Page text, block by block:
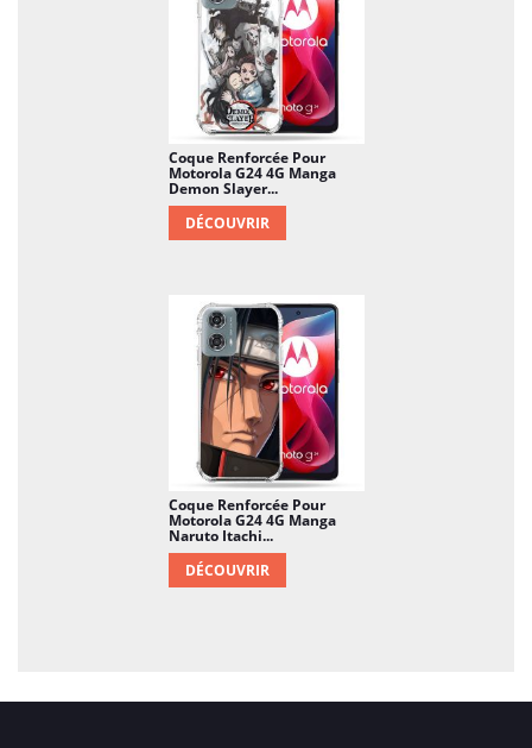
Coque Renforcée Pour
Motorola G24 4G Manga
Demon Slayer...
DÉCOUVRIR
Coque Renforcée Pour
Motorola G24 4G Manga
Naruto Itachi...
DÉCOUVRIR